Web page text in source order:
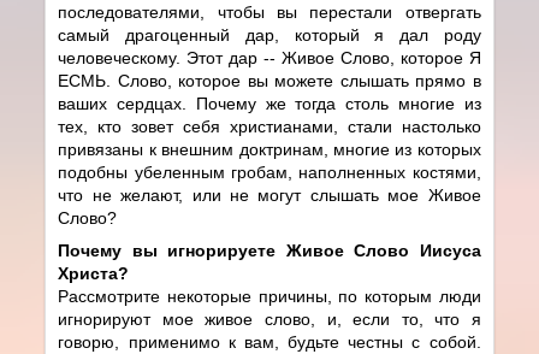
последователями, чтобы вы перестали отвергать
самый драгоценный дар, который я дал роду
человеческому. Этот дар -- Живое Слово, которое Я
ЕСМЬ. Слово, которое вы можете слышать прямо в
ваших сердцах. Почему же тогда столь многие из
тех, кто зовет себя христианами, стали настолько
привязаны к внешним доктринам, многие из которых
подобны убеленным гробам, наполненных костями,
что не желают, или не могут слышать мое Живое
Слово?
Почему вы игнорируете Живое Слово Иисуса
Христа?
Рассмотрите некоторые причины, по которым люди
игнорируют мое живое слово, и, если то, что я
говорю, применимо к вам, будьте честны с собой.